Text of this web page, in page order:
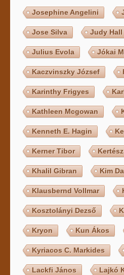
Josephine Angelini
Jose Silva Judy Hall
Julius Evola Jókai
Kaczvinszky József
Karinthy Frigyes
Kathleen Mcgowan
Kenneth E. Hagin
Kerner Tibor
Khalil Gibran Kim
Klausbernd Vollmar
Kosztolányi Dezső
Kryon Kun Ákos
Kyriacos C. Markides
Lackfi János Lajkó